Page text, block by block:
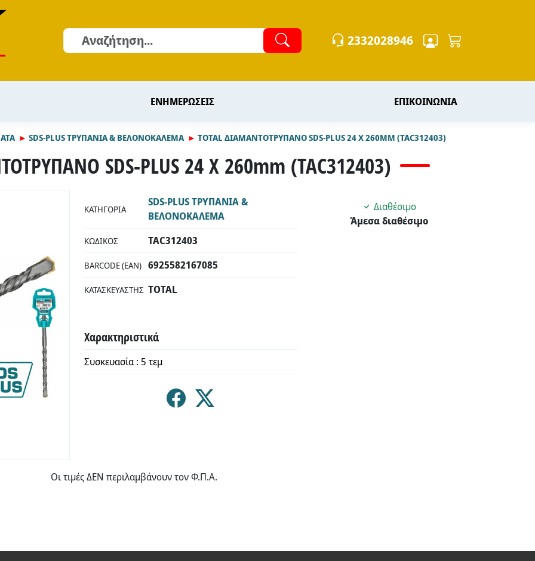
2332028946
ΕΝΗΜΕΡΩΣΕΙΣ ΕΠΙΚΟΙΝΩΝΙΑ
SDS-PLUS ΤΡΥΠΑΝΙΑ & ΒΕΛΟΝΟΚΑΛΕΜΑ TOTAL ΔΙΑΜΑΝΤΟΤΡΥΠΑΝΟ SDS-PLUS 24 X 260MM (TAC312403)
SDS-PLUS 24 X 260mm (TAC312403)
ΚΑΤΗΓΟΡΊΑ
SDS-PLUS ΤΡΥΠΑΝΙΑ &
ΒΕΛΟΝΟΚΑΛΕΜΑ
ΚΩΔΙΚΌΣ TAC312403
BARCODE (EAN) 6925582167085
ΚΑΤΑΣΚΕΥΑΣΤΉΣ TOTAL
Χαρακτηριστικά
Συσκευασία : 5 τεμ
Διαθέσιμο
Άμεσα διαθέσιμο
Οι τιμές ΔΕΝ περιλαμβάνουν τον Φ.Π.Α.